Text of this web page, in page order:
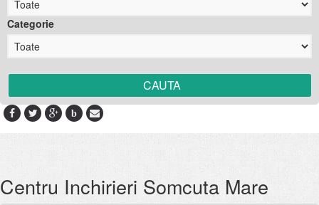
Categorie
b
Centru Inchirieri Somcuta Mare